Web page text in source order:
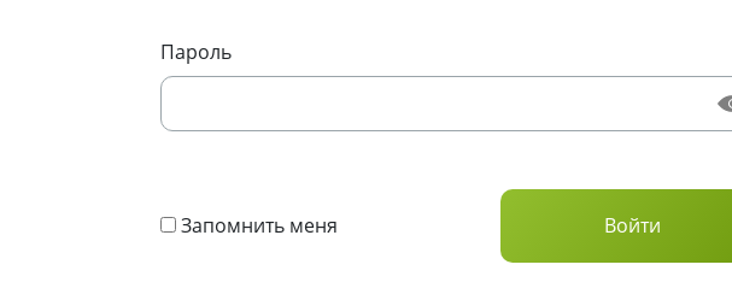
Пароль
Запомнить меня